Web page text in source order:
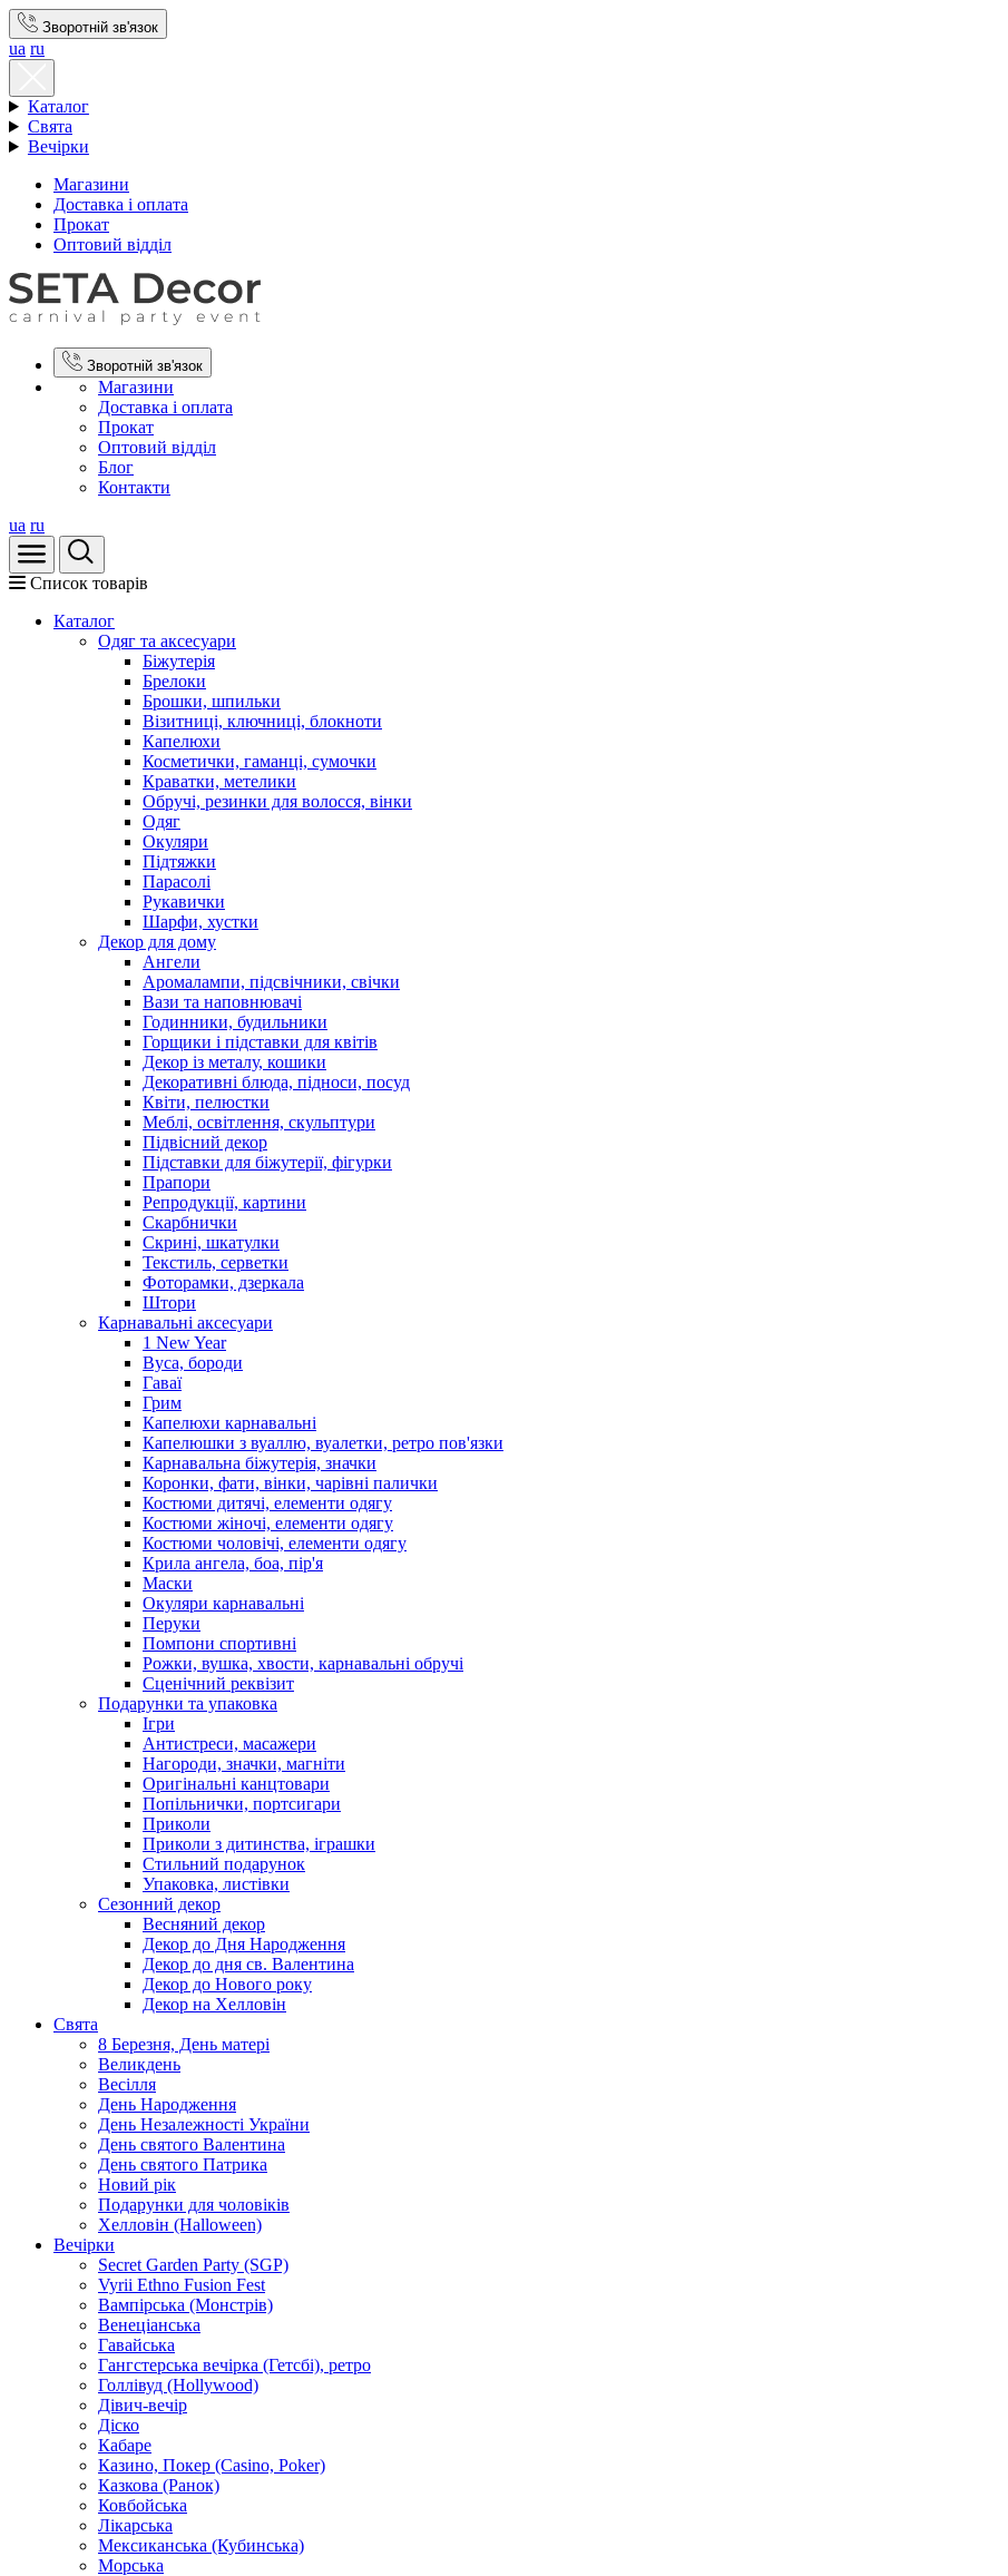
Зворотній зв'язок
ua ru
Каталог
Свята
Вечірки
Магазини
Доставка і оплата
Прокат
Оптовий відділ
Зворотній зв'язок
Магазини
Доставка і оплата
Прокат
Оптовий відділ
Блог
Контакти
ua ru
Список товарів
Каталог
Oдяг та аксесуари
Біжутерія
Брелоки
Брошки, шпильки
Візитниці, ключниці, блокноти
Капелюхи
Косметички, гаманці, сумочки
Краватки, метелики
Обручі, резинки для волосся, вінки
Одяг
Окуляри
Підтяжки
Парасолі
Рукавички
Шарфи, хустки
Декор для дому
Ангели
Аромалампи, підсвічники, свічки
Вази та наповнювачі
Годинники, будильники
Горщики і підставки для квітів
Декор із металу, кошики
Декоративні блюда, підноси, посуд
Квіти, пелюстки
Меблі, освітлення, скульптури
Підвісний декор
Підставки для біжутерії, фігурки
Прапори
Репродукції, картини
Скарбнички
Скрині, шкатулки
Текстиль, серветки
Фоторамки, дзеркала
Штори
Карнавальні аксесуари
1 New Year
Вуса, бороди
Гаваї
Грим
Капелюхи карнавальні
Капелюшки з вуаллю, вуалетки, ретро пов'язки
Карнавальна біжутерія, значки
Коронки, фати, вінки, чарівні палички
Костюми дитячі, елементи одягу
Костюми жіночі, елементи одягу
Костюми чоловічі, елементи одягу
Крила ангела, боа, пір'я
Маски
Окуляри карнавальні
Перуки
Помпони спортивні
Рожки, вушка, хвости, карнавальні обручі
Сценічний реквізит
Подарунки та упаковка
Ігри
Антистреси, масажери
Нагороди, значки, магніти
Оригінальні канцтовари
Попільнички, портсигари
Приколи
Приколи з дитинства, іграшки
Стильний подарунок
Упаковка, листівки
Сезонний декор
Весняний декор
Декор до Дня Народження
Декор до дня св. Валентина
Декор до Нового року
Декор на Хелловін
Свята
8 Березня, День матері
Великдень
Весілля
День Народження
День Незалежності України
День святого Валентина
День святого Патрика
Новий рік
Подарунки для чоловіків
Хелловін (Halloween)
Вечірки
Secret Garden Party (SGP)
Vyrii Ethno Fusion Fest
Вампірська (Монстрів)
Венеціанська
Гавайська
Гангстерська вечірка (Гетсбі), ретро
Голлівуд (Hollywood)
Дівич-вечір
Діско
Кабаре
Казино, Покер (Casino, Poker)
Казкова (Ранок)
Ковбойська
Лікарська
Мексиканська (Кубинська)
Морська